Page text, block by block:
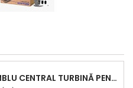
ANSAMBLU CENTRAL TURBINĂ PENTRU BMW SERIA 3, SERIA 5 ȘI X3 - PERFORMANȚĂ ȘI FIABILITATE